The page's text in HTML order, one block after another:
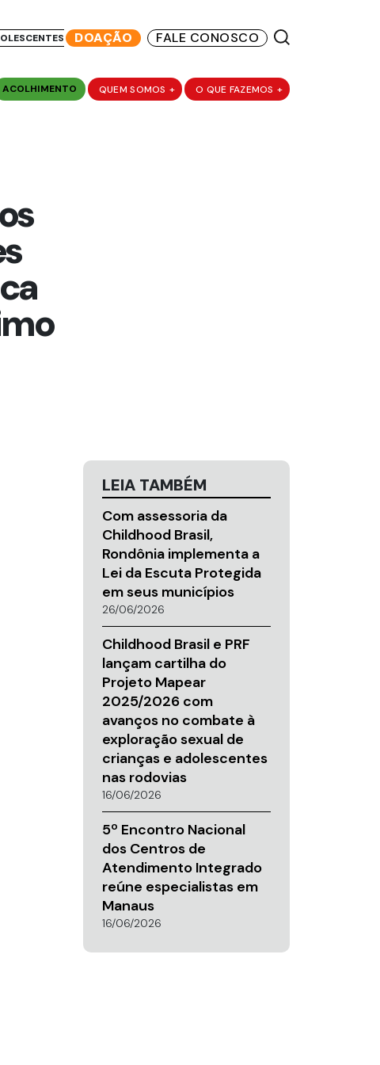
DOAÇÃO FALE CONOSCO
ACOLHIMENTO QUEM SOMOS + O QUE FAZEMOS +
LEIA TAMBÉM
Com assessoria da
Childhood Brasil,
Rondônia implementa a
Lei da Escuta Protegida
em seus municípios
26/06/2026
Childhood Brasil e PRF
lançam cartilha do
Projeto Mapear
2025/2026 com
avanços no combate à
exploração sexual de
crianças e adolescentes
nas rodovias
16/06/2026
5º Encontro Nacional
dos Centros de
Atendimento Integrado
reúne especialistas em
Manaus
16/06/2026